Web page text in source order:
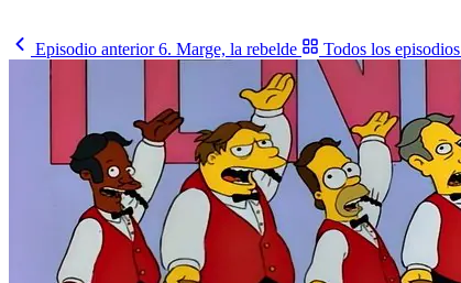
Episodio anterior6. Marge, la rebelde Todos los episodios